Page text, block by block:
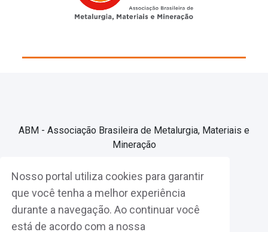
Nosso portal utiliza cookies para garantir
que você tenha a melhor experiência
durante a navegação. Ao continuar você
está de acordo com a nossa
ABM - Associação Brasileira de Metalurgia, Materiais e
Mineração
Associe-se
Fazer Login